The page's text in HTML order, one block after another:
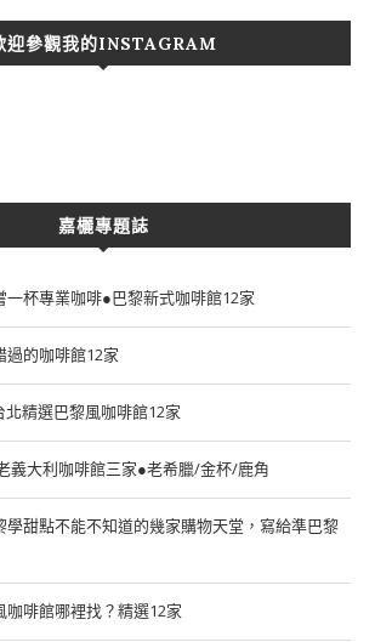
迎參觀我的INSTAGRAM
嘉欐專題誌
杯專業咖啡●巴黎新式咖啡館12家
的咖啡館12家
精選巴黎風咖啡館12家
義大利咖啡館三家●老希臘/金杯/鹿角
學甜點不能不知道的幾家購物天堂，寫給準巴黎
啡館哪裡找？精選12家